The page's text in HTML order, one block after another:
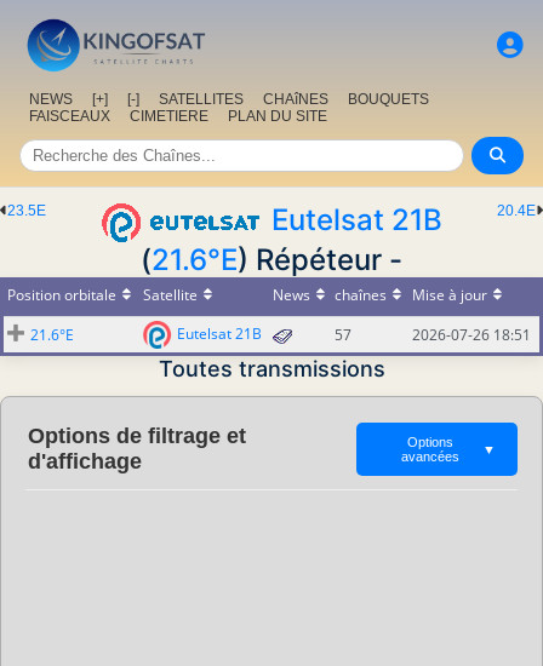
NEWS [+] [-] SATELLITES CHAîNES
BOUQUETS
FAISCEAUX
CIMETIERE PLAN DU SITE
20.4E
23.5E
Eutelsat 21B
(21.6°E) Répéteur -
Position orbitale Satellite News chaînes
Mise à jour
21.6°E
Eutelsat 21B 57 2026-07-26 18:51
Toutes transmissions
Options de filtrage et
d'affichage
Options
avancées
▼